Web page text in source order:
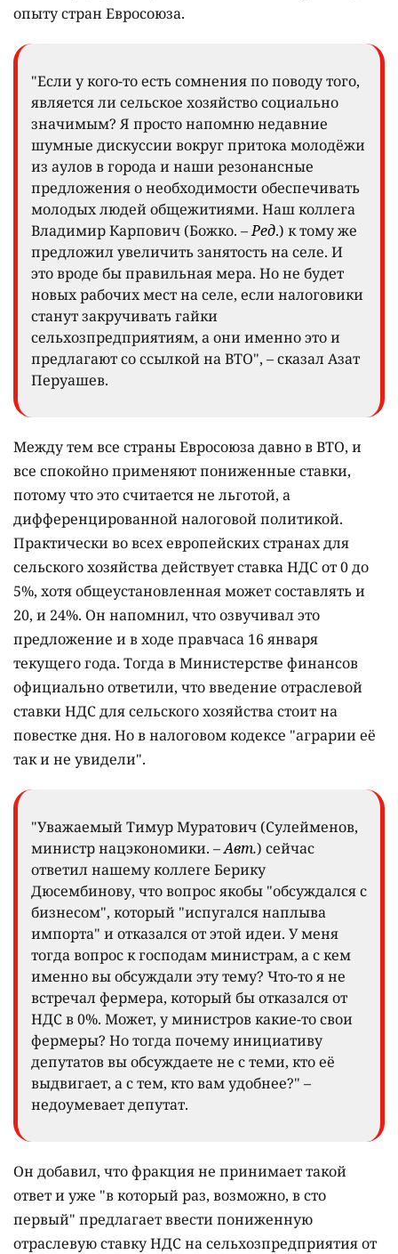
опыту стран Евросоюза.
"Если у кого-то есть сомнения по поводу того,
является ли сельское хозяйство социально
значимым? Я просто напомню недавние
шумные дискуссии вокруг притока молодёжи
из аулов в города и наши резонансные
предложения о необходимости обеспечивать
молодых людей общежитиями. Наш коллега
Владимир Карпович (Божко. –Ред.) к тому же
предложил увеличить занятость на селе. И
это вроде бы правильная мера. Но не будет
новых рабочих мест на селе, если налоговики
станут закручивать гайки
сельхозпредприятиям, а они именно это и
предлагают со ссылкой на ВТО", – сказал Азат
Перуашев.
Между тем все страны Евросоюза давно в ВТО, и
все спокойно применяют пониженные ставки,
потому что это считается не льготой, а
дифференцированной налоговой политикой.
Практически во всех европейских странах для
сельского хозяйства действует ставка НДС от 0 до
5%, хотя общеустановленная может составлять и
20, и 24%. Он напомнил, что озвучивал это
предложение и в ходе правчаса 16 января
текущего года. Тогда в Министерстве финансов
официально ответили, что введение отраслевой
ставки НДС для сельского хозяйства стоит на
повестке дня. Но в налоговом кодексе "аграрии её
так и не увидели".
"Уважаемый Тимур Муратович (Сулейменов,
министр нацэкономики. –Авт.) сейчас
ответил нашему коллеге Берику
Дюсембинову, что вопрос якобы "обсуждался с
бизнесом", который "испугался наплыва
импорта" и отказался от этой идеи. У меня
тогда вопрос к господам министрам, а с кем
именно вы обсуждали эту тему? Что-то я не
встречал фермера, который бы отказался от
НДС в 0%. Может, у министров какие-то свои
фермеры? Но тогда почему инициативу
депутатов вы обсуждаете не с теми, кто её
выдвигает, а с тем, кто вам удобнее?" –
недоумевает депутат.
Он добавил, что фракция не принимает такой
ответ и уже "в который раз, возможно, в сто
первый" предлагает ввести пониженную
отраслевую ставку НДС на сельхозпредприятия от